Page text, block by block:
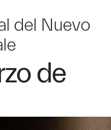
del Nuevo
de